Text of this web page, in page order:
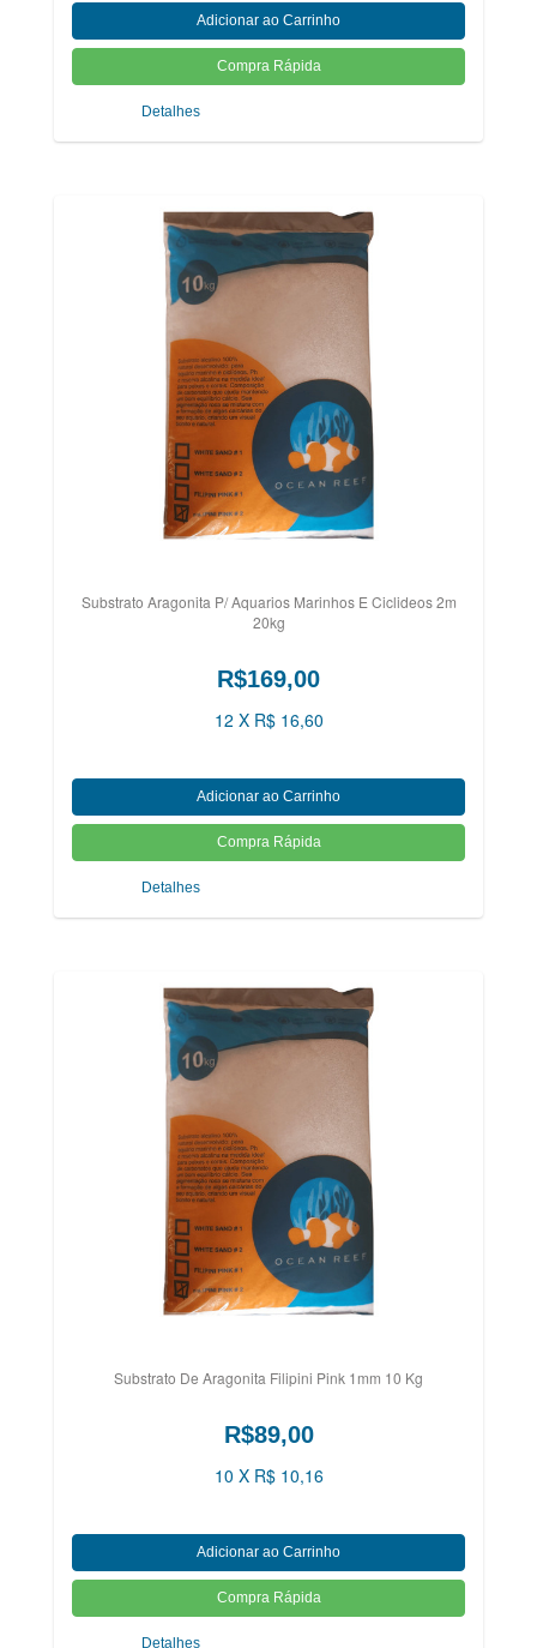
Detalhes
Substrato Aragonita P/ Aquarios Marinhos E Ciclideos 2m
20kg
R$169,00
12 X R$ 16,60
Detalhes
Substrato De Aragonita Filipini Pink 1mm 10 Kg
R$89,00
10 X R$ 10,16
Detalhes